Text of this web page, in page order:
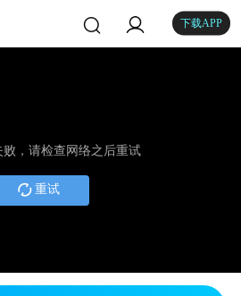
下载APP
败，请检查网络之后重试
重试